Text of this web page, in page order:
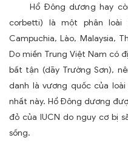
Hổ Đông dương hay còn
corbetti) là một phân
Campuchia, Lào, Malaysia,
Do miền Trung Việt Nam có
bất tận (dãy Trường Sơn),
danh là vương quốc của
nhất này. Hổ Đông dương
đỏ của IUCN do nguy cơ bị
sống.